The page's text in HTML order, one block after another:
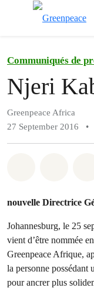
Communiqués de
Njeri
Greenpeace Africa
27 September 2016
•
nouvelle Directrice
Johannesburg, le 25
vient d’être nommée
Greenpeace Afrique,
la personne possédant
pour ancrer plus